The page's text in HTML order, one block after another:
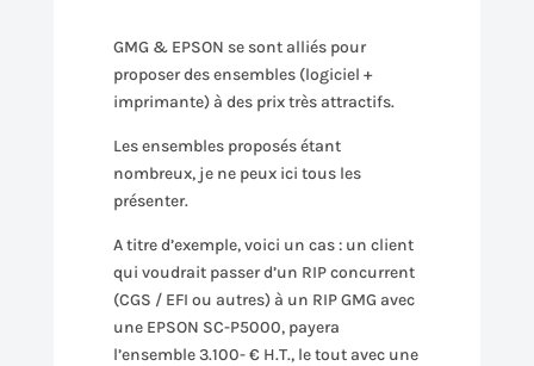
GMG & EPSON se sont alliés pour
proposer des ensembles (logiciel +
imprimante) à des prix très attractifs.
Les ensembles proposés étant
nombreux, je ne peux ici tous les
présenter.
A titre d’exemple, voici un cas : un client
qui voudrait passer d’un RIP concurrent
(CGS / EFI ou autres) à un RIP GMG avec
une EPSON SC-P5000, payera
l’ensemble 3.100- € H.T., le tout avec une